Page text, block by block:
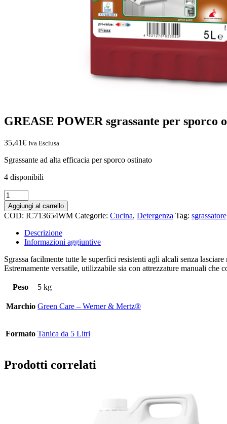
GREASE POWER sgrassante per sporco
35,41€ Iva Esclusa
Sgrassante ad alta efficacia per sporco ostinato
4 disponibili
Aggiungi al carrello
COD: IC713654WM Categorie: Cucina, Detergenza Tag: sgrassatore
Descrizione
Informazioni aggiuntive
Sgrassa facilmente tutte le superfici resistenti agli alcali senza
Estremamente versatile, utilizzabile sia con attrezzature manuali
Peso 5 kg
Marchio Green Care – Werner & Mertz®
Formato Tanica da 5 Litri
Prodotti correlati